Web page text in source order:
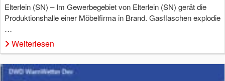
Elterlein (SN) – Im Gewerbegebiet von Elterlein (SN) gerät die
Produktionshalle einer Möbelfirma in Brand. Gasflaschen explodie
…
Weiterlesen